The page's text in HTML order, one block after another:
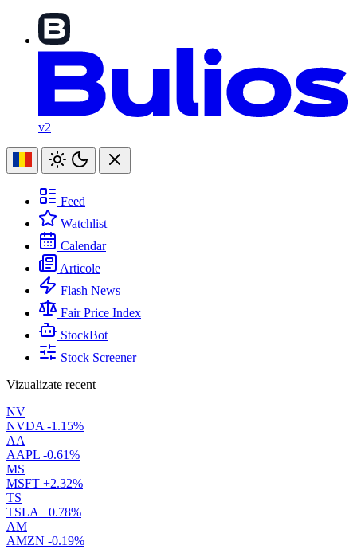
v2
Feed
Watchlist
Calendar
Articole
Flash News
Fair Price Index
StockBot
Stock Screener
Vizualizate recent
NV
NVDA -1.15%
AA
AAPL -0.61%
MS
MSFT +2.32%
TS
TSLA +0.78%
AM
AMZN -0.19%